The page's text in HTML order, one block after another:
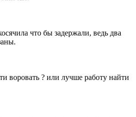
что бы задержали, ведь два
воровать ? или лучше работу найти